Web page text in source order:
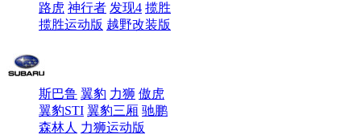
路虎 神行者 发现4 揽胜
揽胜运动版 越野改装版
斯巴鲁 翼豹 力狮 傲虎
翼豹STI 翼豹三厢 驰鹏
森林人 力狮运动版